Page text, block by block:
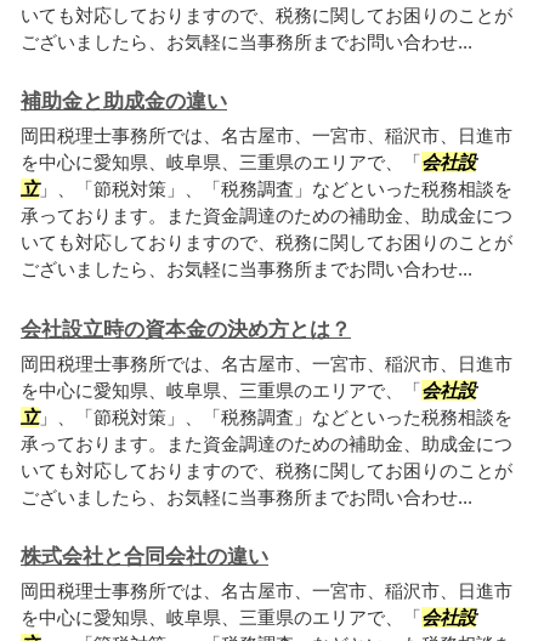
いても対応しておりますので、税務に関してお困りのことが
ございましたら、お気軽に当事務所までお問い合わせ...
補助金と助成金の違い
岡田税理士事務所では、名古屋市、一宮市、稲沢市、日進市
を中心に愛知県、岐阜県、三重県のエリアで、「会社設
立」、「節税対策」、「税務調査」などといった税務相談を
承っております。また資金調達のための補助金、助成金につ
いても対応しておりますので、税務に関してお困りのことが
ございましたら、お気軽に当事務所までお問い合わせ...
会社設立時の資本金の決め方とは？
岡田税理士事務所では、名古屋市、一宮市、稲沢市、日進市
を中心に愛知県、岐阜県、三重県のエリアで、「会社設
立」、「節税対策」、「税務調査」などといった税務相談を
承っております。また資金調達のための補助金、助成金につ
いても対応しておりますので、税務に関してお困りのことが
ございましたら、お気軽に当事務所までお問い合わせ...
株式会社と合同会社の違い
岡田税理士事務所では、名古屋市、一宮市、稲沢市、日進市
を中心に愛知県、岐阜県、三重県のエリアで、「会社設